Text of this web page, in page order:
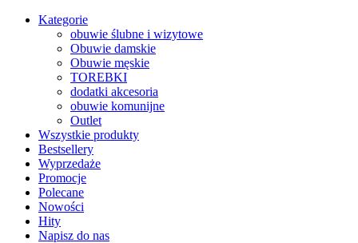
Kategorie
obuwie ślubne i wizytowe
Obuwie damskie
Obuwie męskie
TOREBKI
dodatki akcesoria
obuwie komunijne
Outlet
Wszystkie produkty
Bestsellery
Wyprzedaże
Promocje
Polecane
Nowości
Hity
Napisz do nas